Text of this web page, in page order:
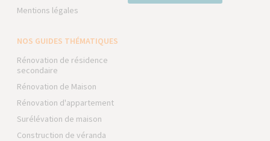
Mentions légales
NOS GUIDES THÉMATIQUES
Rénovation de résidence
secondaire
Rénovation de Maison
Rénovation d'appartement
Surélévation de maison
Construction de véranda